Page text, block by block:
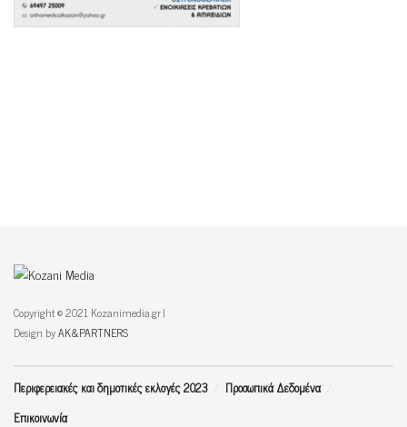
Copyright © 2021 Kozanimedia.gr |
Design byAK&PARTNERS
Περιφερειακές και δημοτικές εκλογές 2023
Προσωπικά Δεδομένα
Επικοινωνία